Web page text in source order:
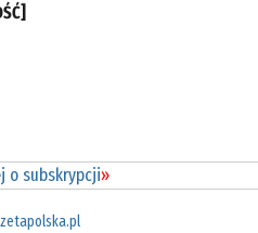
o subskrypcji»